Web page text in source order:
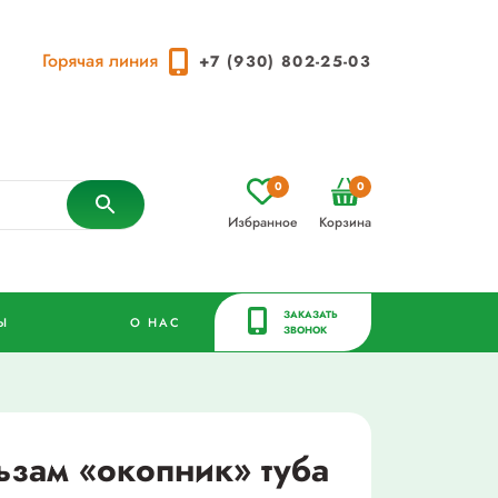
Горячая линия +7 (930) 802-25-03
Избранное
0
Корзина
0
О НАС
ЗАКАЗАТЬ
ЗВОНОК
«окопник» туба